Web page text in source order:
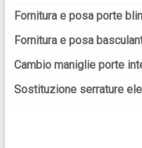
Fornitura e posa porte
Fornitura e posa
Cambio maniglie porte
Sostituzione serrature